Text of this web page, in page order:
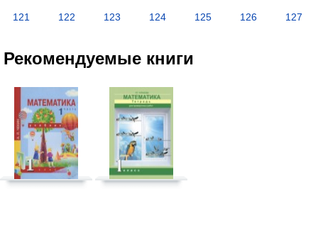
121 122 123 124 125 126 127
Рекомендуемые книги